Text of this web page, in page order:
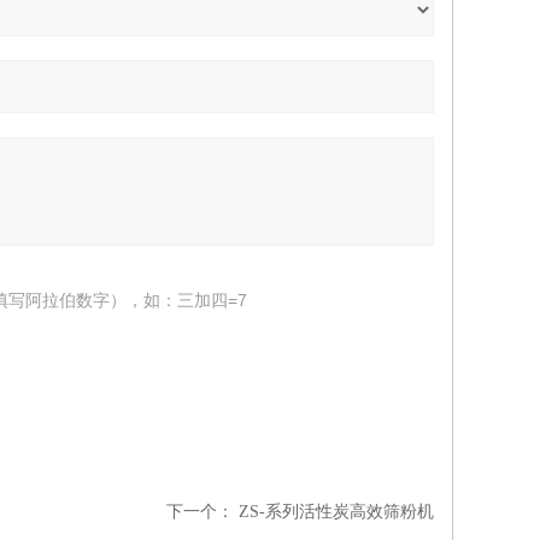
写阿拉伯数字），如：三加四=7
下一个： ZS-系列活性炭高效筛粉机